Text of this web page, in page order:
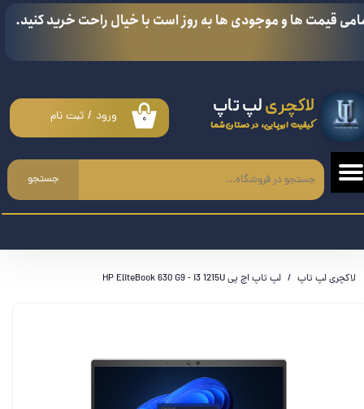
لاکچریلپ تاپ
کیفیت اروپایی، در دستان شما
جستجو
۰ ورود / ثبت نام
حساب کاربری من
سفارشات
خروج از حساب کاربری
قیمت ها و موجودی ها به روز است با خیال راحت خرید کنید.
لاکچری لپ تاپ لپ تاپ اچ پی HP EliteBook 630 G9 - i3 1215U